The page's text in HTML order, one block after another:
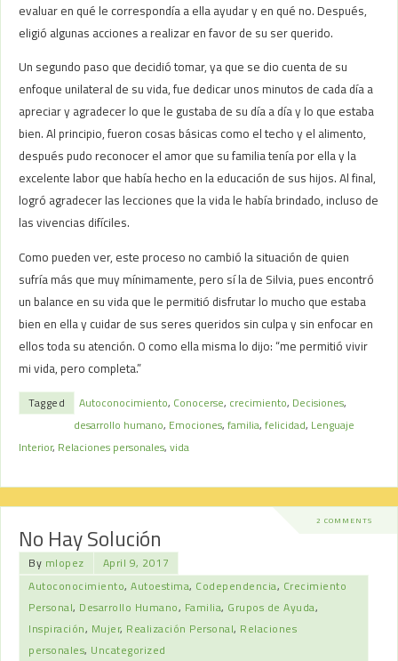
evaluar en qué le correspondía a ella ayudar y en qué no. Después,
eligió algunas acciones a realizar en favor de su ser querido.
Un segundo paso que decidió tomar, ya que se dio cuenta de su
enfoque unilateral de su vida, fue dedicar unos minutos de cada día a
apreciar y agradecer lo que le gustaba de su día a día y lo que estaba
bien. Al principio, fueron cosas básicas como el techo y el alimento,
después pudo reconocer el amor que su familia tenía por ella y la
excelente labor que había hecho en la educación de sus hijos. Al final,
logró agradecer las lecciones que la vida le había brindado, incluso de
las vivencias difíciles.
Como pueden ver, este proceso no cambió la situación de quien
sufría más que muy mínimamente, pero sí la de Silvia, pues encontró
un balance en su vida que le permitió disfrutar lo mucho que estaba
bien en ella y cuidar de sus seres queridos sin culpa y sin enfocar en
ellos toda su atención. O como ella misma lo dijo: “me permitió vivir
mi vida, pero completa.”
Tagged Autoconocimiento, Conocerse, crecimiento, Decisiones,
desarrollo humano, Emociones,familia,felicidad, Lenguaje
Interior, Relaciones personales,vida
2 COMMENTS
No Hay Solución
By mlopez
April 9, 2017
Autoconocimiento,Autoestima, Codependencia, Crecimiento
Personal, Desarrollo Humano, Familia, Grupos de Ayuda,
Inspiración, Mujer, Realización Personal, Relaciones
personales, Uncategorized